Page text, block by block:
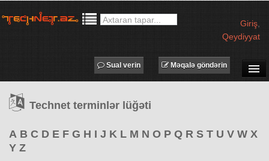
Giriş
Qeydiyyat
Məqalə göndərin
Sual verin
Technet terminlər lüğəti
A B C D E F G H I J K L M N O P Q R S T U V W X
Y Z